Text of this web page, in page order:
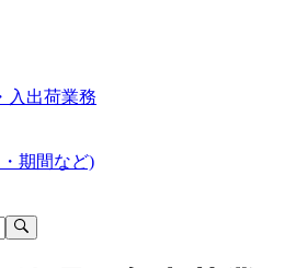
入出荷業務
期間など)